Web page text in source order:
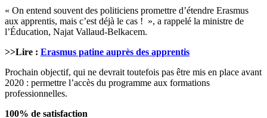
« On entend souvent des politiciens promettre d’étendre Erasmus
aux apprentis, mais c’est déjà le cas ! », a rappelé la ministre de
l’Éducation, Najat Vallaud-Belkacem.
>>Lire : Erasmus patine auprès des apprentis
Prochain objectif, qui ne devrait toutefois pas être mis en place avant
2020 : permettre l’accès du programme aux formations
professionnelles.
100% de satisfaction